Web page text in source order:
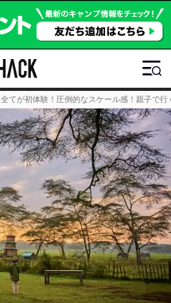
全てが初体験！圧倒的なスケール感！親子で